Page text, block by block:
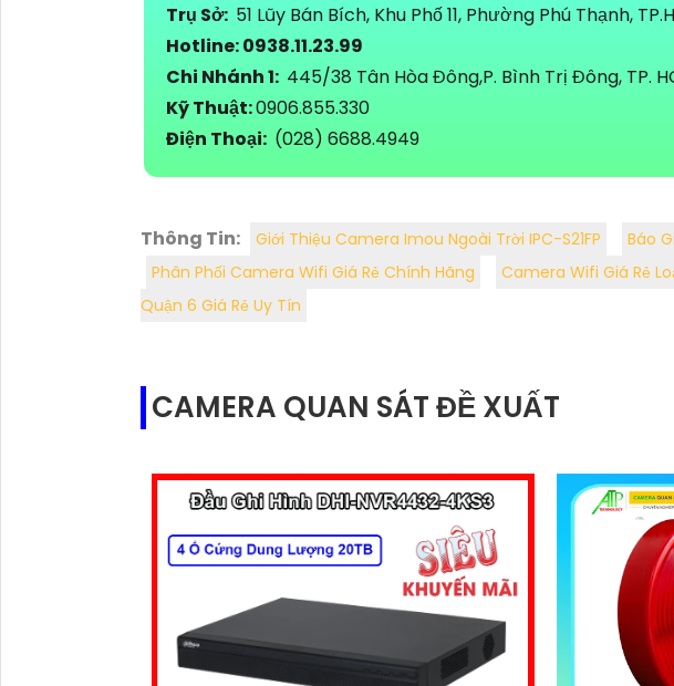
Trụ Sở: 51 Lũy Bán Bích, Khu Phố 11, Phường Phú Thạnh,
Hotline: 0938.11.23.99
Chi Nhánh 1: 445/38 Tân Hòa Đông,P. Bình Trị Đông, TP.
Kỹ Thuật:0906.855.330
Điện Thoại: (028) 6688.4949
Thông Tin: Giới Thiệu Camera Imou Ngoài Trời IPC-S21FP
Báo
Phân Phối Camera Wifi Giá Rẻ Chính Hãng
Camera Wifi Giá Rẻ
Quận 6 Giá Rẻ Uy Tín
CAMERA QUAN SÁT ĐỀ XUẤT